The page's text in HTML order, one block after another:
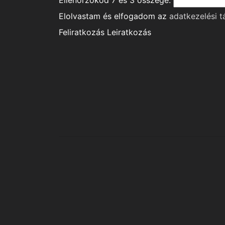
Elolvastam és elfogadom az adatkezelési
Feliratkozás Leiratkozás